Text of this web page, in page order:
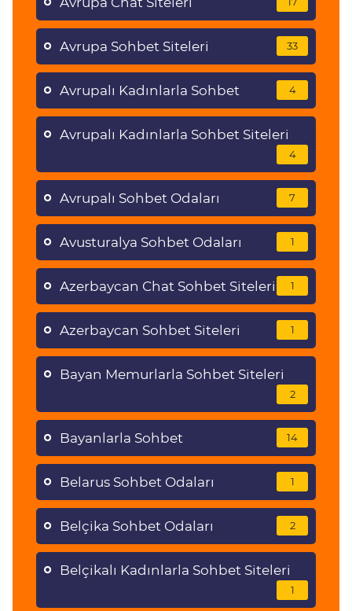
Avrupa Sohbet Siteleri 33
Avrupalı Kadınlarla Sohbet 4
Avrupalı Kadınlarla Sohbet Siteleri
4
Avrupalı Sohbet Odaları 7
Avusturalya Sohbet Odaları 1
Azerbaycan Chat Sohbet Siteleri 1
Azerbaycan Sohbet Siteleri 1
Bayan Memurlarla Sohbet Siteleri
2
Bayanlarla Sohbet 14
Belarus Sohbet Odaları 1
Belçika Sohbet Odaları 2
Belçikalı Kadınlarla Sohbet Siteleri
1